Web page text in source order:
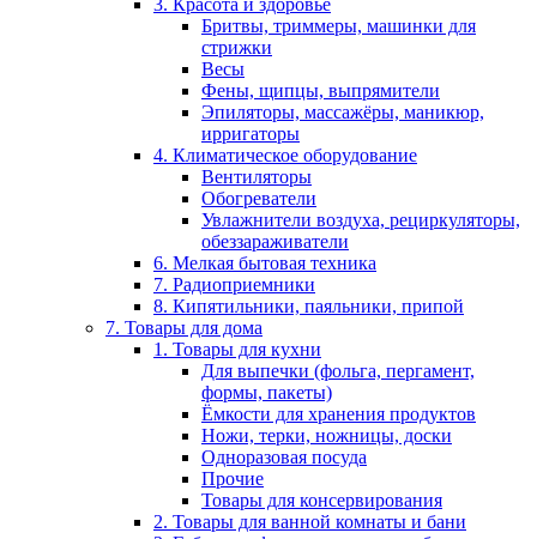
3. Красота и здоровье
Бритвы, триммеры, машинки для
стрижки
Весы
Фены, щипцы, выпрямители
Эпиляторы, массажёры, маникюр,
ирригаторы
4. Климатическое оборудование
Вентиляторы
Обогреватели
Увлажнители воздуха, рециркуляторы,
обеззараживатели
6. Мелкая бытовая техника
7. Радиоприемники
8. Кипятильники, паяльники, припой
7. Товары для дома
1. Товары для кухни
Для выпечки (фольга, пергамент,
формы, пакеты)
Ёмкости для хранения продуктов
Ножи, терки, ножницы, доски
Одноразовая посуда
Прочие
Товары для консервирования
2. Товары для ванной комнаты и бани